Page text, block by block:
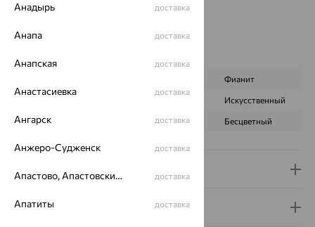
Вес металла:
Серьги Вид:
Фианит
Искусственный
ЦВЕТ Розовый Бесцветный
Гарантия и возврат
Анадырь доставка
Анапа доставка
Анапская доставка
Анастасиевка доставка
Ангарск доставка
Анжеро-Судженск доставка
Апастово, Апастовский район доставка
Апатиты доставка